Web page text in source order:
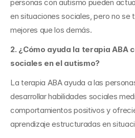
personas con autismo pueden
en situaciones sociales, pero no se
mejores que los demás.
2. ¿Cómo ayuda la terapia ABA
sociales en el autismo?
La terapia ABA ayuda a las
desarrollar habilidades sociales
comportamientos positivos y
aprendizaje estructuradas en